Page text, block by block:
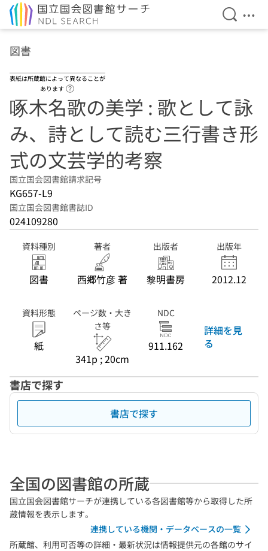
検索を
メ
図書
表紙は所蔵館によって異なることが
あります
啄木名歌の美学 : 歌として詠
み、詩として読む三行書き形
式の文芸学的考察
国立国会図書館請求記号
KG657-L9
国立国会図書館書誌ID
024109280
資料種別
図書
著者
西郷竹彦 著
出版者
黎明書房
出版年
2012.12
資料形態
紙
ページ数・大き
さ等
341p ; 20cm
NDC
911.162
詳細を見
る
書店で探す
書店で探す
全国の図書館の所蔵
国立国会図書館サーチが連携している各図書館等から取得した所
蔵情報を表示します。
連携している機関・データベースの一覧
所蔵館、利用可否等の詳細・最新状況は情報提供元の各館のサイ